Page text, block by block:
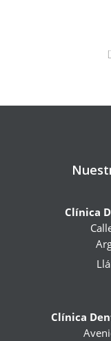
Clínica
Clínica